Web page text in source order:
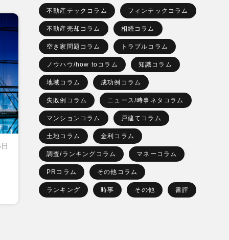
不動産テックコラム フィンテックコラム
不動産売却コラム 相続コラム
空き家問題コラム トラブルコラム
ノウハウ/how toコラム 知識コラム
地域コラム 成功例コラム
失敗例コラム ニュース/時事ネタコラム
マンションコラム 戸建てコラム
土地コラム 金利コラム
調査/ランキングコラム マネーコラム
PRコラム その他コラム
ランキング 時事 その他 書評